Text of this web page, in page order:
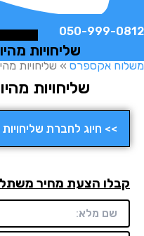
050-999-
שליחויות מהיום
אקספרס»שליחויות מהיום
שליחויות מהיום
>> חיוג לחברת שליחויות <<
הצעת מחיר משתלמת